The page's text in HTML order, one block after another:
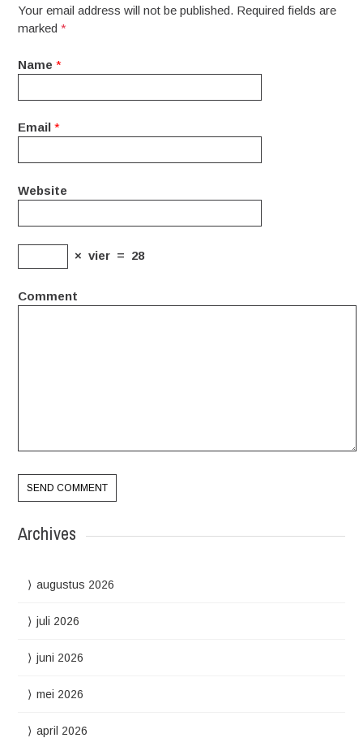
Your email address will not be published. Required fields are
marked*
Name *
Email *
Website
× vier = 28
Comment
Archives
augustus 2026
juli 2026
juni 2026
mei 2026
april 2026